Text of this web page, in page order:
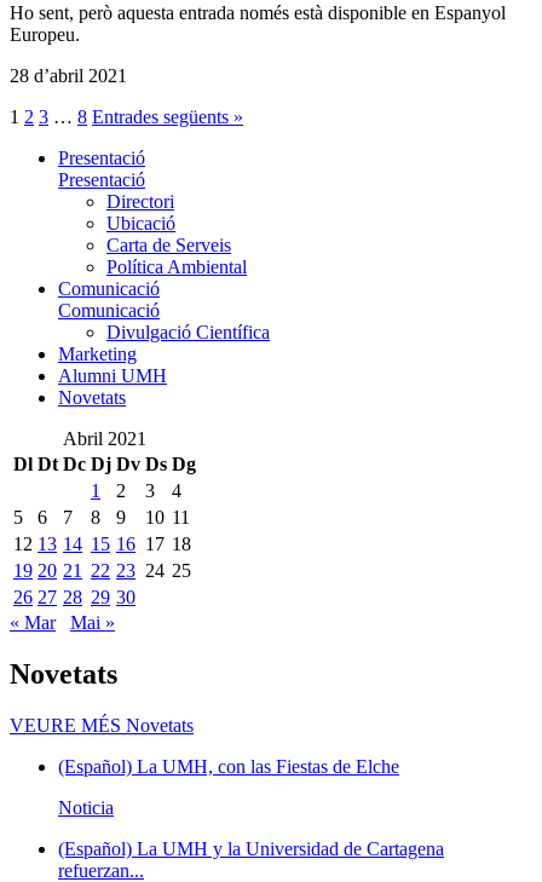
Ho sent, però aquesta entrada només està disponible en Espanyol
Europeu.
28 d’abril 2021
1 2 3 … 8 Entrades següents »
Presentació
Presentació
Directori
Ubicació
Carta de Serveis
Política Ambiental
Comunicació
Comunicació
Divulgació Científica
Marketing
Alumni UMH
Novetats
Abril 2021
Dl Dt Dc Dj Dv Ds Dg
1
2 3
4
5
6 7 8 9 10 11
12 13 14 15 16 17 18
19 20 21 22 23 24 25
26 27 28 29 30
« Mar
Mai »
Novetats
VEURE MÉS Novetats
(Español) La UMH, con las Fiestas de Elche
Noticia
(Español) La UMH y la Universidad de Cartagena
refuerzan...